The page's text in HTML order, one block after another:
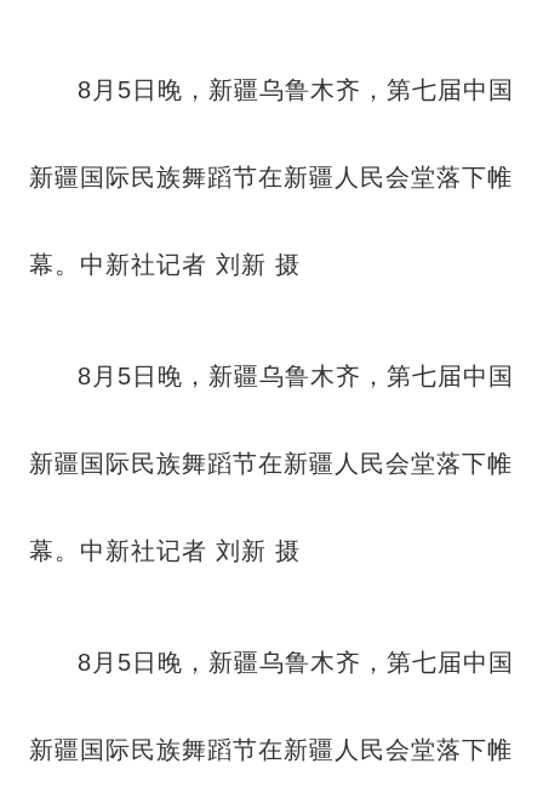
8月5日晚，新疆乌鲁木齐，第七届中国
新疆国际民族舞蹈节在新疆人民会堂落下帷
幕。中新社记者 刘新 摄
8月5日晚，新疆乌鲁木齐，第七届中国
新疆国际民族舞蹈节在新疆人民会堂落下帷
幕。中新社记者 刘新 摄
8月5日晚，新疆乌鲁木齐，第七届中国
新疆国际民族舞蹈节在新疆人民会堂落下帷